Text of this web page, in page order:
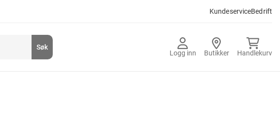
KundeserviceBedrift
Logg inn Butikker Handlekurv
Søk